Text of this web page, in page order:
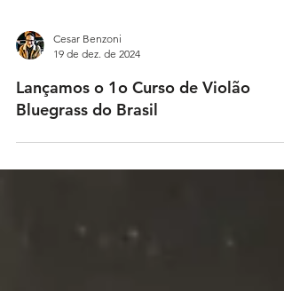
19 de dez. de 2024
Lançamos o 1o Curso de Violão
Bluegrass do Brasil